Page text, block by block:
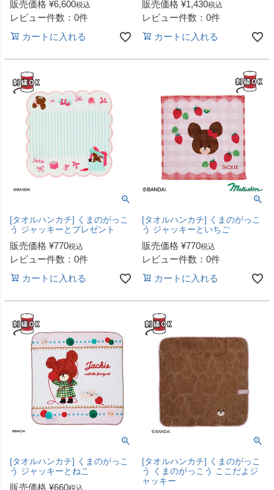
販売価格 ¥6,600税込
レビュー件数：0件
カートに入れる
販売価格 ¥1,430税込
レビュー件数：0件
カートに入れる
[タオルハンカチ] くまのがっこ
う ジャッキーとプレゼント
販売価格 ¥770税込
レビュー件数：0件
カートに入れる
[タオルハンカチ] くまのがっこ
う ジャッキーといちご
販売価格 ¥770税込
レビュー件数：0件
カートに入れる
[タオルハンカチ] くまのがっこ
う ジャッキーとねこ
販売価格 ¥660税込
[タオルハンカチ] くまのがっこ
う くまのがっこう ここだよジ
ャッキー